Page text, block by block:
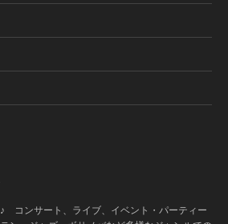
コンサート、ライブ、イベント・パーティー